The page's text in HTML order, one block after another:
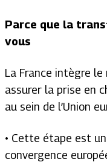
Parce que la
vous
La France intègre le
assurer la prise en
au sein de l’Union
• Cette étape est
convergence